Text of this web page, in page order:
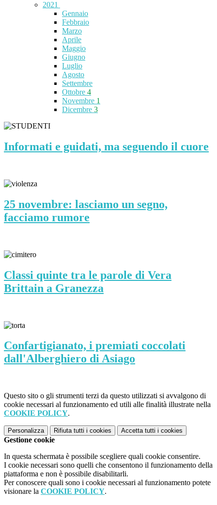
2021
Gennaio
Febbraio
Marzo
Aprile
Maggio
Giugno
Luglio
Agosto
Settembre
Ottobre 4
Novembre 1
Dicembre 3
Informati e guidati, ma seguendo il cuore
25 novembre: lasciamo un segno,
facciamo rumore
Classi quinte tra le parole di Vera
Brittain a Granezza
Confartigianato, i premiati coccolati
dall'Alberghiero di Asiago
Questo sito o gli strumenti terzi da questo utilizzati si avvalgono di
cookie necessari al funzionamento ed utili alle finalità illustrate nella
COOKIE POLICY.
Personalizza Rifiuta tutti i cookies Accetta tutti i cookies
Gestione cookie
In questa schermata è possibile scegliere quali cookie consentire.
I cookie necessari sono quelli che consentono il funzionamento della
piattaforma e non è possibile disabilitarli.
Per conoscere quali sono i cookie necessari al funzionamento potete
visionare la COOKIE POLICY.